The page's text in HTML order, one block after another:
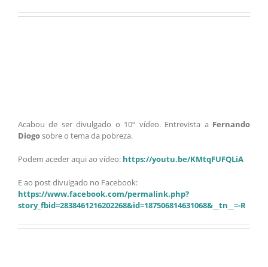
Acabou de ser divulgado o 10º vídeo. Entrevista a Fernando
Diogosobre o tema da pobreza.
Podem aceder aqui ao vídeo: https://youtu.be/KMtqFUFQLiA
E ao post divulgado no Facebook:
https://www.facebook.com/permalink.php?
story_fbid=2838461216202268&id=187506814631068&__tn__=-R